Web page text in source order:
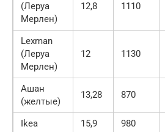
(Леруа
Мерлен)
12,8 1110
Lexman
(Леруа
Мерлен)
12 1130
Ашан
(желтые)
13,28 870
Ikea 15,9 980